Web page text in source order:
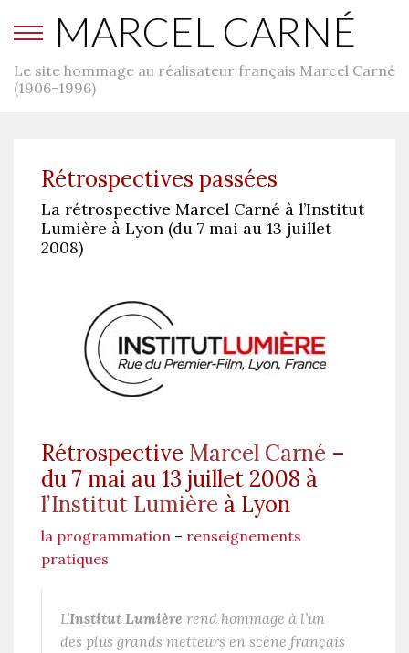
MARCEL CARNÉ
Le site hommage au réalisateur français Marcel Carné
(1906-1996)
Rétrospectives passées
La rétrospective Marcel Carné à l’Institut
Lumière à Lyon (du 7 mai au 13 juillet
2008)
Rétrospective Marcel Carné –
du 7 mai au 13 juillet 2008 à
l’Institut Lumière à Lyon
la programmation – renseignements
pratiques
L’Institut Lumière rend hommage à l’un
des plus grands metteurs en scène français